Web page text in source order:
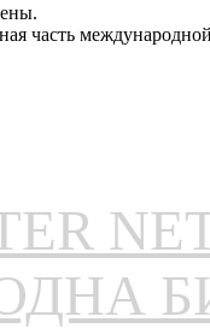
часть